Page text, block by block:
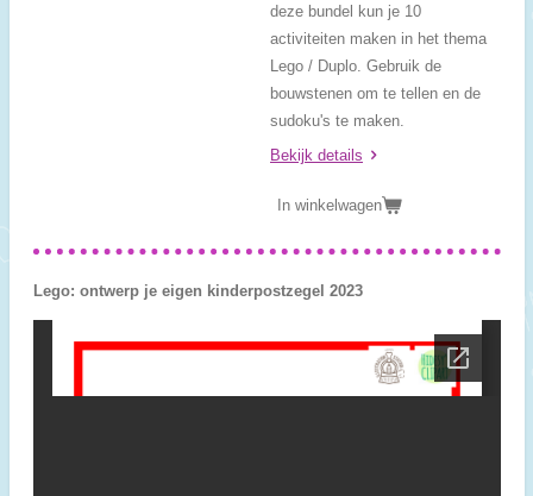
deze bundel kun je 10
activiteiten maken in het thema
Lego / Duplo. Gebruik de
bouwstenen om te tellen en de
sudoku's te maken.
Bekijk details
In winkelwagen
Lego: ontwerp je eigen kinderpostzegel 2023